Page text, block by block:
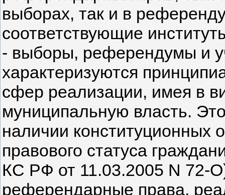
выборах, так и в
соответствующие
- выборы, референдумы и
характеризуются
сфер реализации, имея в
муниципальную власть.
наличии конституционных
правового статуса
КС РФ от 11.03.2005 N 72-
референдарные права,